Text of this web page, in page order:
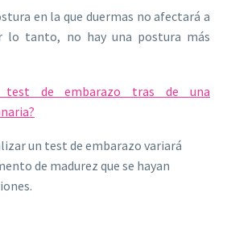
en la que duermas no afectará a
lo tanto, no hay una postura más
test de embarazo tras de una
un test de embarazo variará
de madurez que se hayan